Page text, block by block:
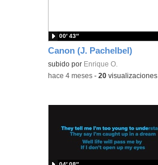
Canon (J. Pachelbel)
Contenido educativo.
subido por Enrique O.
00′ 43″
-hace 4 meses -20 visualizaciones